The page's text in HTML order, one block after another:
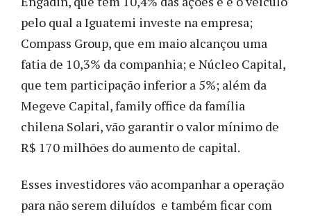
pelo qual a Iguatemi investe na empresa;
Compass Group, que em maio alcançou uma
fatia de 10,3% da companhia; e Núcleo Capital,
que tem participação inferior a 5%; além da
Megeve Capital, family office da família
chilena Solari, vão garantir o valor mínimo de
R$ 170 milhões do aumento de capital.
Esses investidores vão acompanhar a operação
para não serem diluídos e também ficar com